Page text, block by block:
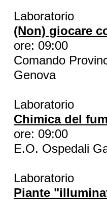
Laboratorio
(Non) giocare
ore: 09:00
Comando
Genova
Laboratorio
Chimica del
ore: 09:00
E.O. Ospedali
Laboratorio
Piante